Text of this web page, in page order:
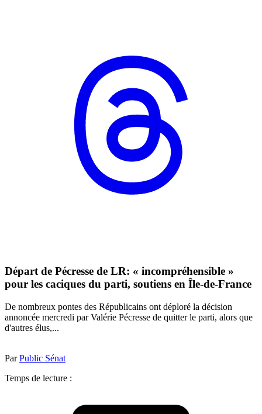
Départ de Pécresse de LR: « incompréhensible »
pour les caciques du parti, soutiens en Île-de-France
De nombreux pontes des Républicains ont déploré la décision
annoncée mercredi par Valérie Pécresse de quitter le parti, alors que
d'autres élus,...
ParPublic Sénat
Temps de lecture :